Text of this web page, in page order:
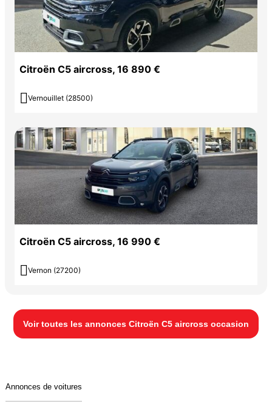
Citroën C5 aircross, 16 890 €
 Vernouillet (28500)
Citroën C5 aircross, 16 990 €
 Vernon (27200)
Voir toutes les annonces Citroën C5 aircross occasion
Annonces de voitures